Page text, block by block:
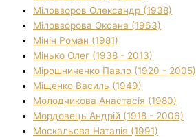
Міловзоров Олександр (1938)
Міловзорова Оксана (1963)
Мінін Роман (1981)
Мінько Олег (1938 - 2013)
Мірошниченко Павло (1920 - 2005)
Міщенко Василь (1949)
Молодчикова Анастасія (1980)
Мордовець Андрій (1918 - 2006)
Москальова Наталія (1991)